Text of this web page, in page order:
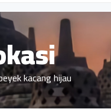
kacang hijau